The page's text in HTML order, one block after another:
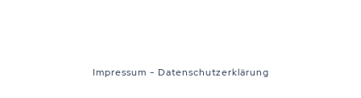
Impressum - Datenschutzerklärung